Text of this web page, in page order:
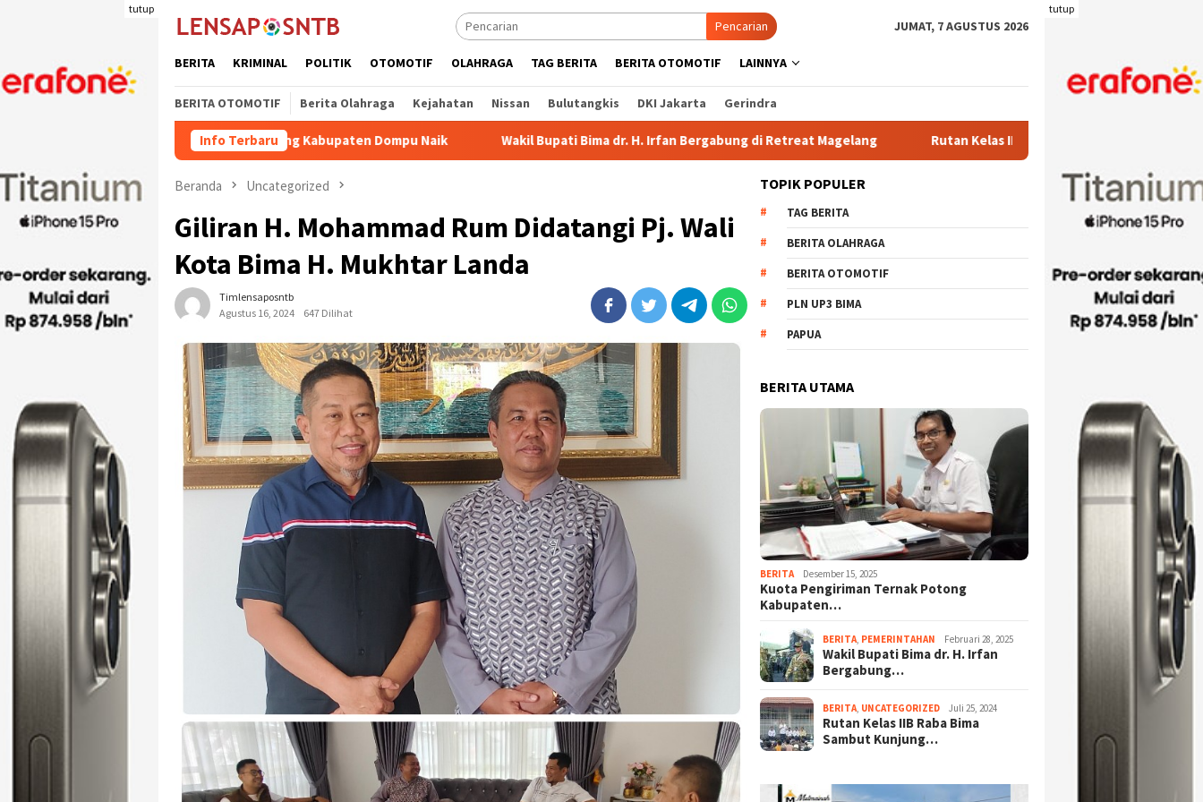
tutup tutup
Pencarian JUMAT, 7 AGUSTUS 2026
BERITA KRIMINAL POLITIK OTOMOTIF OLAHRAGA TAG BERITA BERITA OTOMOTIF LAINNYA
BERITA OTOMOTIF Berita Olahraga Kejahatan Nissan Bulutangkis DKI Jakarta Gerindra
Info Terbaru
Ternak Potong Kabupaten Dompu Naik Wakil Bupati Bima dr. H. Irfan Bergabung di Retreat Magelang Rutan Kelas IIB Raba Bima Sambut Kunjungan Pj. Wali Kota Ir. H.
Beranda Uncategorized
Giliran H. Mohammad Rum Didatangi Pj. Wali
Kota Bima H. Mukhtar Landa
Timlensaposntb
Agustus 16, 2024
647 Dilihat
TOPIK POPULER
TAG BERITA
BERITA OLAHRAGA
BERITA OTOMOTIF
PLN UP3 BIMA
PAPUA
BERITA UTAMA
BERITA Desember 15, 2025
Kuota Pengiriman Ternak Potong
Kabupaten…
BERITA PEMERINTAHAN Februari 28, 2025
Wakil Bupati Bima dr. H. Irfan
Bergabung…
BERITA UNCATEGORIZED Juli 25, 2024
Rutan Kelas IIB Raba Bima
Sambut Kunjung…